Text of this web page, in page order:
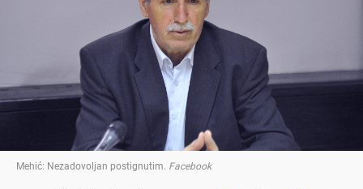
Mehić: Nezadovoljan postignutim. Facebook